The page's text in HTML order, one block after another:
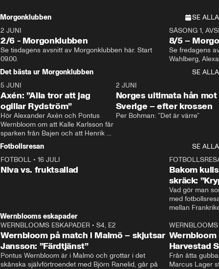
Morgonklubben
SE ALLA
2 JUNI
2/6 - Morgonklubben
Se tisdagens avsnitt av Morgonklubben här. Start
SÄSONG 1,
8/5 –
Se fredagens
Det bästa ur Morgonklubben
SE ALLA
5 JUNI
Axén: ”Alla tror att jag
ogillar Rydström”
Hör Alexander Axén och Pontus
Wernbloom om att Kalle Karlsson får
sparken från Bajen och att Henrik
Rydström tar över
2 JUNI
Norges ultimata hån mot
Sverige – efter krossen
Per Bohman: ”Det är värre”
Fotbollsresan
SE ALLA
FOTBOLL • 16 JULI
Niva vs. fruktsallad
Bakom
skräck:
Vad gör man
med
Wernblooms eskapader
WERNBLOOMS ESKAPADER • S4, E2
Wernbloom på match i Malmö – skjutsar
Jansson: ”Färdtjänst”
Pontus Wernbloom är i Malmö och grottar i det
skånska självförtroendet med Björn Ranelid, går på
Harvestad
Från åtta
Marcus Lager